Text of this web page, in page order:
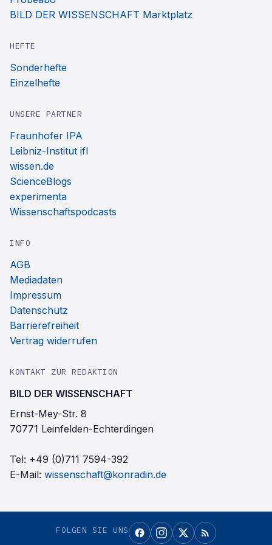
BILD DER WISSENSCHAFT Marktplatz
HEFTE
Sonderhefte
Einzelhefte
UNSERE PARTNER
Fraunhofer IPA
Leibniz-Institut ifl
wissen.de
ScienceBlogs
experimenta
Wissenschaftspodcasts
INFO
AGB
Mediadaten
Impressum
Datenschutz
Barrierefreiheit
Vertrag widerrufen
KONTAKT ZUR REDAKTION
BILD DER WISSENSCHAFT
Ernst-Mey-Str. 8
70771 Leinfelden-Echterdingen
Tel: +49 (0)711 7594-392
E-Mail: wissenschaft@konradin.de
FOLGEN SIE UNS